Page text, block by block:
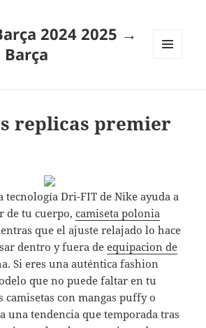
2024 2025 →
replicas premier
tecnología Dri-FIT de Nike ayuda a
de tu cuerpo,camiseta polonia
que el ajuste relajado lo hace
dentro y fuera deequipacion de
Si eres una auténtica fashion
que no puede faltar en tu
camisetas con mangas puffy o
una tendencia que temporada tras